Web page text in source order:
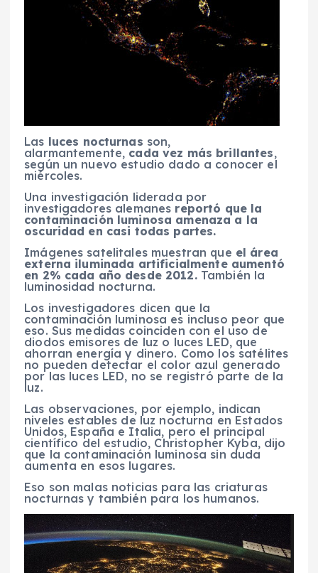
Las luces nocturnas son,
alarmantemente, cada vez más brillantes,
según un nuevo estudio dado a conocer el
miércoles.
Una investigación liderada por
investigadores alemanes reportó que la
contaminación luminosa amenaza a la
oscuridad en casi todas partes.
Imágenes satelitales muestran que el área
externa iluminada artificialmente aumentó
en 2% cada año desde 2012.También la
luminosidad nocturna.
Los investigadores dicen que la
contaminación luminosa es incluso peor que
eso. Sus medidas coinciden con el uso de
diodos emisores de luz o luces LED, que
ahorran energía y dinero. Como los satélites
no pueden detectar el color azul generado
por las luces LED, no se registró parte de la
luz.
Las observaciones, por ejemplo, indican
niveles estables de luz nocturna en Estados
Unidos, España e Italia, pero el principal
científico del estudio, Christopher Kyba, dijo
que la contaminación luminosa sin duda
aumenta en esos lugares.
Eso son malas noticias para las criaturas
nocturnas y también para los humanos.